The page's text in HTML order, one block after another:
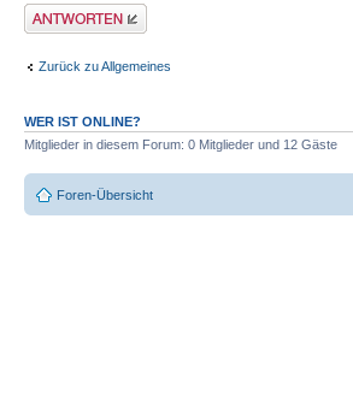
Antwort erstellen
Zurück zu Allgemeines
WER IST ONLINE?
Mitglieder in diesem Forum: 0 Mitglieder und 12 Gäste
Foren-Übersicht